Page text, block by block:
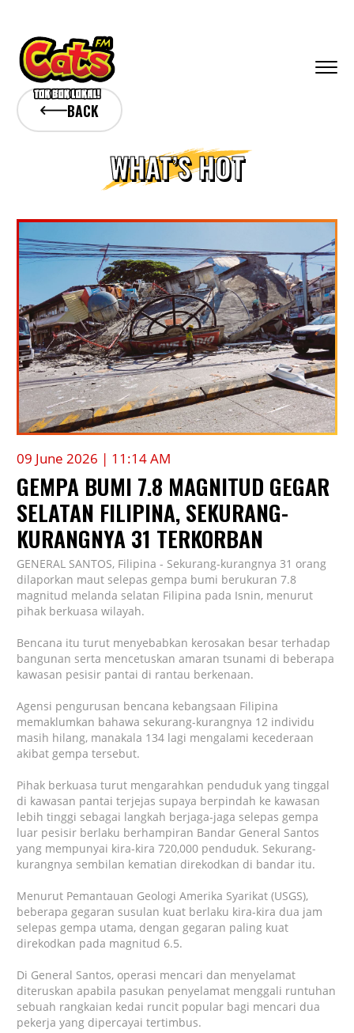
BACK
WHAT’S HOT
09 June 2026 | 11:14 AM
GEMPA BUMI 7.8 MAGNITUD GEGAR
SELATAN FILIPINA, SEKURANG-
KURANGNYA 31 TERKORBAN
GENERAL SANTOS, Filipina - Sekurang-kurangnya 31 orang
dilaporkan maut selepas gempa bumi berukuran 7.8
magnitud melanda selatan Filipina pada Isnin, menurut
pihak berkuasa wilayah.
Bencana itu turut menyebabkan kerosakan besar terhadap
bangunan serta mencetuskan amaran tsunami di beberapa
kawasan pesisir pantai di rantau berkenaan.
Agensi pengurusan bencana kebangsaan Filipina
memaklumkan bahawa sekurang-kurangnya 12 individu
masih hilang, manakala 134 lagi mengalami kecederaan
akibat gempa tersebut.
Pihak berkuasa turut mengarahkan penduduk yang tinggal
di kawasan pantai terjejas supaya berpindah ke kawasan
lebih tinggi sebagai langkah berjaga-jaga selepas gempa
luar pesisir berlaku berhampiran Bandar General Santos
yang mempunyai kira-kira 720,000 penduduk. Sekurang-
kurangnya sembilan kematian direkodkan di bandar itu.
Menurut Pemantauan Geologi Amerika Syarikat (USGS),
beberapa gegaran susulan kuat berlaku kira-kira dua jam
selepas gempa utama, dengan gegaran paling kuat
direkodkan pada magnitud 6.5.
Di General Santos, operasi mencari dan menyelamat
diteruskan apabila pasukan penyelamat menggali runtuhan
sebuah rangkaian kedai runcit popular bagi mencari dua
pekerja yang dipercayai tertimbus.